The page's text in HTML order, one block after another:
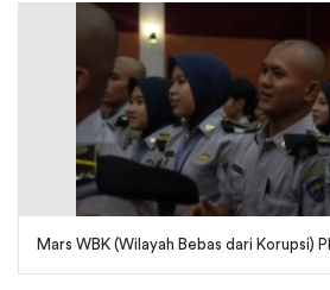
Mars WBK (Wilayah Bebas dari Korupsi)